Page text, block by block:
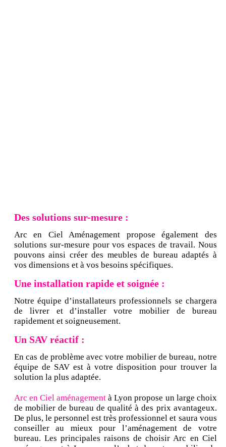
Des solutions sur-mesure :
Arc en Ciel Aménagement propose également des
solutions sur-mesure pour vos espaces de travail. Nous
pouvons ainsi créer des meubles de bureau adaptés à
vos dimensions et à vos besoins spécifiques.
Une installation rapide et soignée :
Notre équipe d’installateurs professionnels se chargera
de livrer et d’installer votre mobilier de bureau
rapidement et soigneusement.
Un SAV réactif :
En cas de problème avec votre mobilier de bureau, notre
équipe de SAV est à votre disposition pour trouver la
solution la plus adaptée.
Arc en Ciel aménagement à Lyon propose un large choix
de mobilier de bureau de qualité à des prix avantageux.
De plus, le personnel est très professionnel et saura vous
conseiller au mieux pour l’aménagement de votre
bureau. Les principales raisons de choisir Arc en Ciel